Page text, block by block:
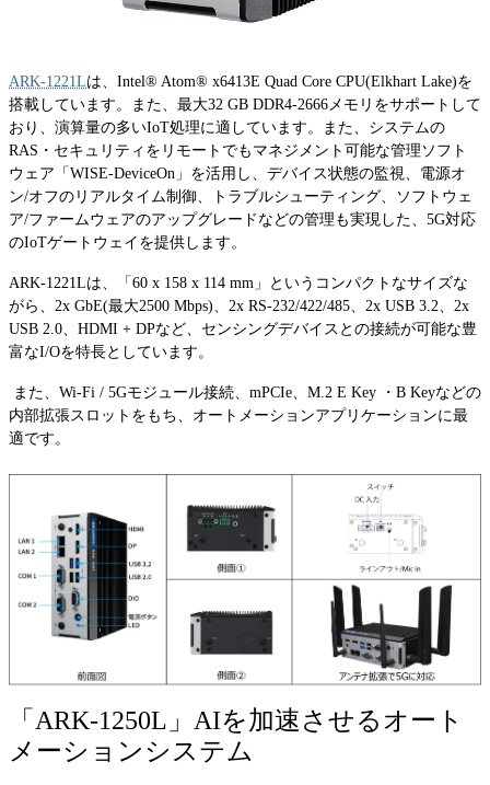
ARK-1221Lは、Intel® Atom® x6413E Quad Core CPU(Elkhart Lake)を
搭載しています。また、最大32 GB DDR4-2666メモリをサポートして
おり、演算量の多いIoT処理に適しています。また、システムの
RAS・セキュリティをリモートでもマネジメント可能な管理ソフト
ウェア「WISE-DeviceOn」を活用し、デバイス状態の監視、電源オ
ン/オフのリアルタイム制御、トラブルシューティング、ソフトウェ
ア/ファームウェアのアップグレードなどの管理も実現した、5G対応
のIoTゲートウェイを提供します。
ARK-1221Lは、「60 x 158 x 114 mm」というコンパクトなサイズな
がら、2x GbE(最大2500 Mbps)、2x RS-232/422/485、2x USB 3.2、2x
USB 2.0、HDMI + DPなど、センシングデバイスとの接続が可能な豊
富なI/Oを特長としています。
また、Wi-Fi / 5Gモジュール接続、mPCIe、M.2 E Key ・B Keyなどの
内部拡張スロットをもち、オートメーションアプリケーションに最
適です。
「ARK-1250L」AIを加速させるオート
メーションシステム